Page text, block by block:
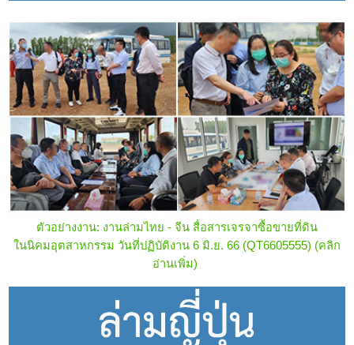
ตัวอย่างงาน: งานล่ามไทย - จีน สื่อสารเจรจาซื้อขายที่ดิน
ในนิคมอุตสาหกรรม วันที่ปฏิบัติงาน 6 มิ.ย. 66 (QT6605555) (คลิก
อ่านเพิ่ม)